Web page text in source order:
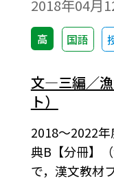
2018年04月
高 国語
文―三編／
ト）
2018～2022
典B【分冊】
で，漢文教材